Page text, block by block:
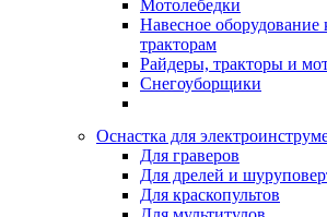
Мотолебедки
Навесное оборудование
тракторам
Райдеры, тракторы и
Снегоуборщики
Оснастка для
Для граверов
Для дрелей и
Для краскопультов